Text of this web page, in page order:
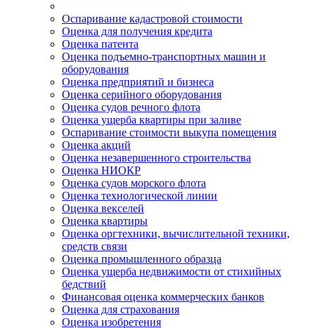
Оспаривание кадастровой стоимости
Оценка для получения кредита
Оценка патента
Оценка подъемно-транспортных машин и
оборудования
Оценка предприятий и бизнеса
Оценка серийного оборудования
Оценка судов речного флота
Оценка ущерба квартиры при заливе
Оспаривание стоимости выкупа помещения
Оценка акций
Оценка незавершенного строительства
Оценка НИОКР
Оценка судов морского флота
Оценка технологической линии
Оценка векселей
Оценка квартиры
Оценка оргтехники, вычислительной техники,
средств связи
Оценка промышленного образца
Оценка ущерба недвижимости от стихийных
бедствий
Финансовая оценка коммерческих банков
Оценка для страхования
Оценка изобретения